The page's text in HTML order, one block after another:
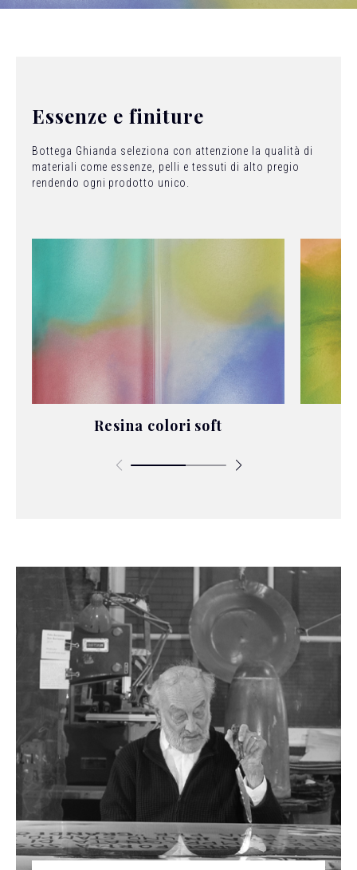
Essenze e finiture
Bottega Ghianda seleziona con attenzione la qualità di
materiali come essenze, pelli e tessuti di alto pregio
rendendo ogni prodotto unico.
Resina colori soft